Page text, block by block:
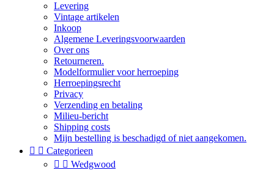
Levering
Vintage artikelen
Inkoop
Algemene Leveringsvoorwaarden
Over ons
Retourneren.
Modelformulier voor herroeping
Herroepingsrecht
Privacy
Verzending en betaling
Milieu-bericht
Shipping costs
Mijn bestelling is beschadigd of niet aangekomen.
  Categorieen
  Wedgwood